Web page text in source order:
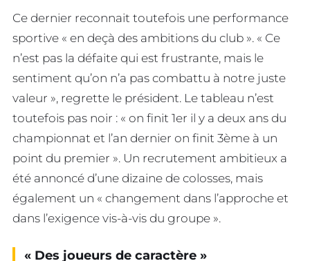
Ce dernier reconnait toutefois une performance
sportive « en deçà des ambitions du club ». « Ce
n’est pas la défaite qui est frustrante, mais le
sentiment qu’on n’a pas combattu à notre juste
valeur », regrette le président. Le tableau n’est
toutefois pas noir : « on finit 1er il y a deux ans du
championnat et l’an dernier on finit 3ème à un
point du premier ». Un recrutement ambitieux a
été annoncé d’une dizaine de colosses, mais
également un « changement dans l’approche et
dans l’exigence vis-à-vis du groupe ».
« Des joueurs de caractère »